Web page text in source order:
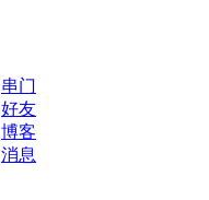
串门
好友
博客
消息